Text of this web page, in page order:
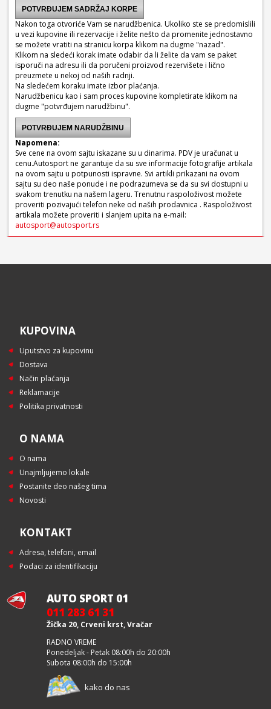
POTVRĐUJEM SADRŽAJ KORPE
Nakon toga otvoriće Vam se narudžbenica. Ukoliko ste se predomislili
u vezi kupovine ili rezervacije i želite nešto da promenite jednostavno
se možete vratiti na stranicu korpa klikom na dugme "nazad".
Klikom na sledeći korak imate odabir da li želite da vam se paket
isporuči na adresu ili da poručeni proizvod rezervišete i lično
preuzmete u nekoj od naših radnji.
Na sledećem koraku imate izbor plaćanja.
Narudžbenicu kao i sam proces kupovine kompletirate klikom na
dugme "potvrđujem narudžbinu".
POTVRĐUJEM NARUDŽBINU
Napomena:
Sve cene na ovom sajtu iskazane su u dinarima. PDV je uračunat u
cenu.Autosport ne garantuje da su sve informacije fotografije artikala
na ovom sajtu u potpunosti ispravne. Svi artikli prikazani na ovom
sajtu su deo naše ponude i ne podrazumeva se da su svi dostupni u
svakom trenutku na našem lageru. Trenutnu raspoloživost možete
proveriti pozivajući telefon neke od naših prodavnica . Raspoloživost
artikala možete proveriti i slanjem upita na e-mail:
autosport@autosport.rs
KUPOVINA
Uputstvo za kupovinu
Dostava
Način plaćanja
Reklamacije
Politika privatnosti
O NAMA
O nama
Unajmljujemo lokale
Postanite deo našeg tima
Novosti
KONTAKT
Adresa, telefoni, email
Podaci za identifikaciju
AUTO SPORT 01
011 283 61 31
Žička 20, Crveni krst, Vračar
RADNO VREME
Ponedeljak - Petak 08:00h do 20:00h
Subota 08:00h do 15:00h
kako do nas